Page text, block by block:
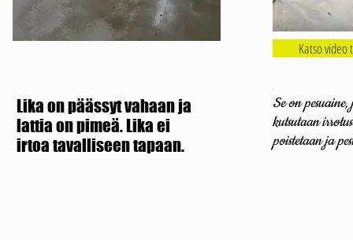
Katso video
Lika on päässyt vahaan ja
lattia on pimeä. Lika ei
irtoa tavalliseen tapaan.
Se on
kutsutaan
poistetaanja